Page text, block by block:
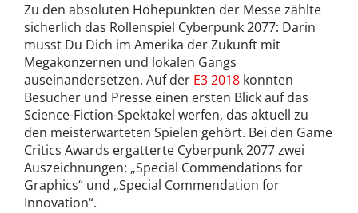
Zu den absoluten Höhepunkten der Messe zählte
sicherlich das Rollenspiel Cyberpunk 2077: Darin
musst Du Dich im Amerika der Zukunft mit
Megakonzernen und lokalen Gangs
auseinandersetzen. Auf der E3 2018 konnten
Besucher und Presse einen ersten Blick auf das
Science-Fiction-Spektakel werfen, das aktuell zu
den meisterwarteten Spielen gehört. Bei den Game
Critics Awards ergatterte Cyberpunk 2077 zwei
Auszeichnungen: „Special Commendations for
Graphics“ und „Special Commendation for
Innovation“.